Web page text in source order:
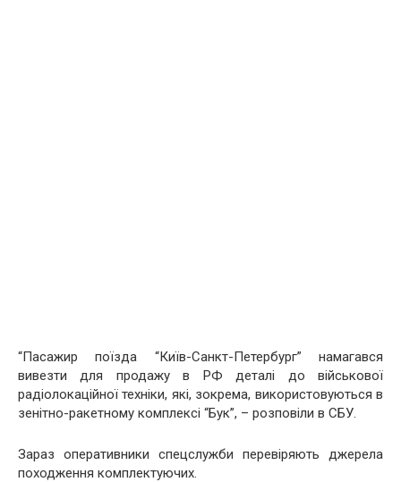
“Пасажир поїзда “Київ-Санкт-Петербург” намагався
вивезти для продажу в РФ деталі до військової
радіолокаційної техніки, які, зокрема, використовуються в
зенітно-ракетному комплексі “Бук”, – розповіли в СБУ.
Зараз оперативники спецслужби перевіряють джерела
походження комплектуючих.